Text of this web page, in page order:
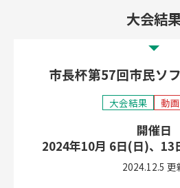
OSAKA シティウ
オータム・チャレン
新着情報
大会結
市長杯第57回市民ソ
大会結果 動
開催日
2024年10月 6日(日)、
2024.12.5 更